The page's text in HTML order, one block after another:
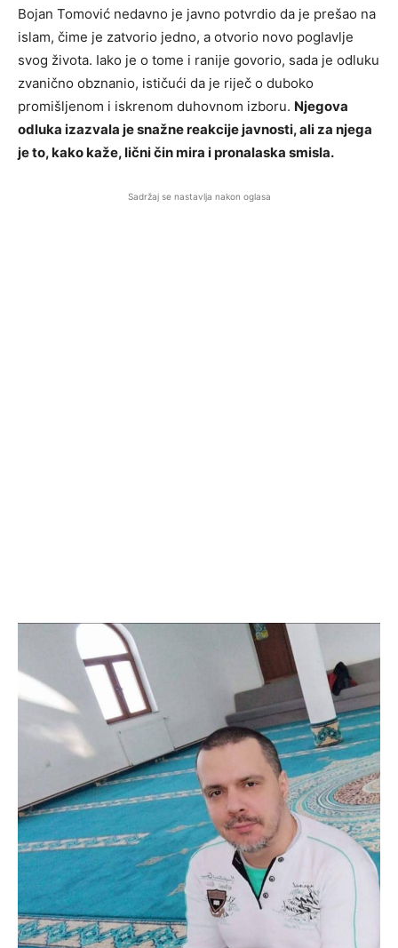
Bojan Tomović nedavno je javno potvrdio da je prešao na
islam, čime je zatvorio jedno, a otvorio novo poglavlje
svog života. Iako je o tome i ranije govorio, sada je odluku
zvanično obznanio, ističući da je riječ o duboko
promišljenom i iskrenom duhovnom izboru. Njegova
odluka izazvala je snažne reakcije javnosti, ali za njega
je to, kako kaže, lični čin mira i pronalaska smisla.
Sadržaj se nastavlja nakon oglasa